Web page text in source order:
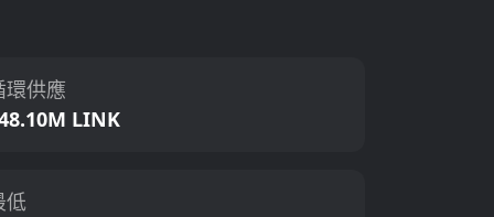
環供應
LINK
低